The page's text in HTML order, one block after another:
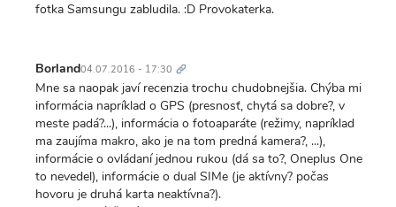
fotka Samsungu zabludila. :D Provokaterka.
Borland04.07.2016 - 17:30 odkaz
Mne sa naopak javí recenzia trochu chudobnejšia. Chýba mi
informácia napríklad o GPS (presnosť, chytá sa dobre?, v
meste padá?...), informácia o fotoaparáte (režimy, napríklad
ma zaujíma makro, ako je na tom predná kamera?, ...),
informácie o ovládaní jednou rukou (dá sa to?, Oneplus One
to nevedel), informácie o dual SIMe (je aktívny? počas
hovoru je druhá karta neaktívna?).